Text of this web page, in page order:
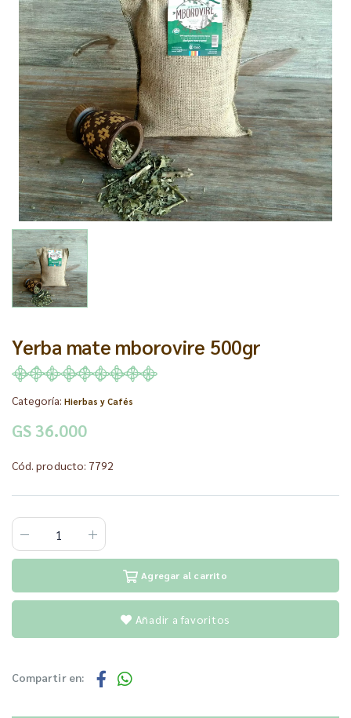
Yerba mate mborovire 500gr
Categoría: Hierbas y Cafés
GS 36.000
Cód. producto: 7792
Agregar al carrito
Añadir a favoritos
Compartir en: